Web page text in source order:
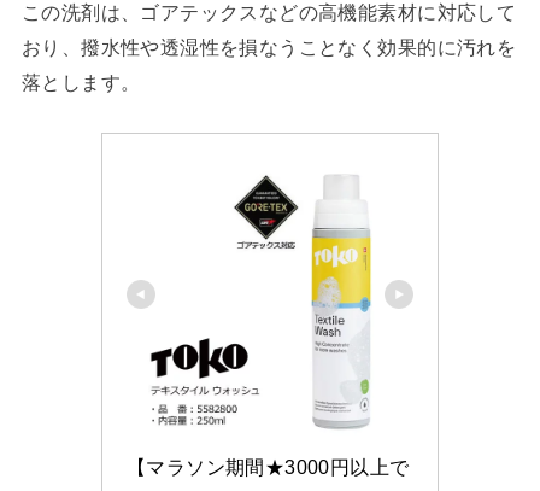
この洗剤は、ゴアテックスなどの高機能素材に対応して
おり、撥水性や透湿性を損なうことなく効果的に汚れを
落とします。
【マラソン期間★3000円以上で